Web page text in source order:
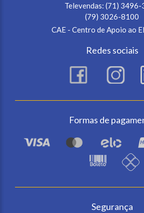
Televendas: (71) 3496-
(79) 3026-8100
CAE - Centro de Apoio ao
Redes sociais
Formas de
Segurança